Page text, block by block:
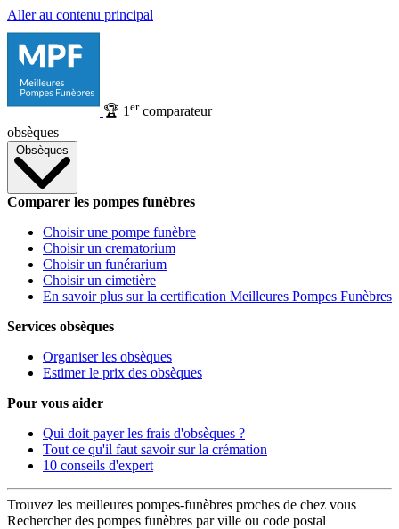
Aller au contenu principal
🏆 1 ercomparateur
obsèques
Obsèques
Comparer les pompes funèbres
Choisir une pompe funèbre
Choisir un crematorium
Choisir un funérarium
Choisir un cimetière
En savoir plus sur la certification Meilleures Pompes Funèbres
Services obsèques
Organiser les obsèques
Estimer le prix des obsèques
Pour vous aider
Qui doit payer les frais d'obsèques ?
Tout ce qu'il faut savoir sur la crémation
10 conseils d'expert
Trouvez les meilleures pompes-funèbres proches de chez vous
Rechercher des pompes funèbres par ville ou code postal